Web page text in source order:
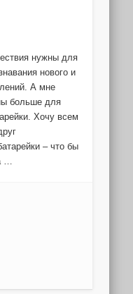
нужны для
нового и
А мне
больше для
Хочу всем
– что бы
…